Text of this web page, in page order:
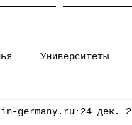
Университеты
в Германии
germany.ru 24 дек.